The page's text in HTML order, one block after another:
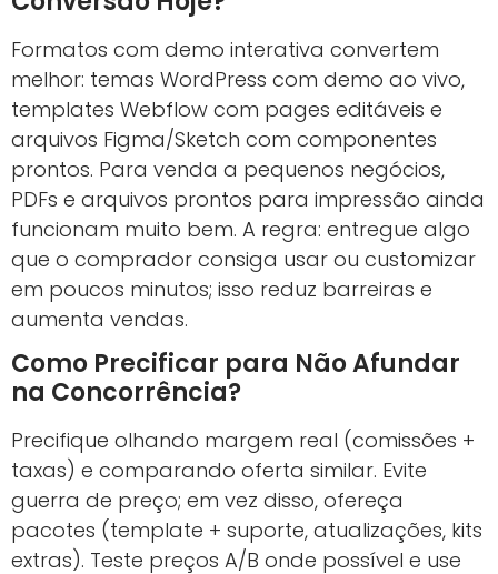
Formatos com demo interativa convertem
melhor: temas WordPress com demo ao vivo,
templates Webflow com pages editáveis e
arquivos Figma/Sketch com componentes
prontos. Para venda a pequenos negócios,
PDFs e arquivos prontos para impressão ainda
funcionam muito bem. A regra: entregue algo
que o comprador consiga usar ou customizar
em poucos minutos; isso reduz barreiras e
aumenta vendas.
Como Precificar para Não Afundar
na Concorrência?
Precifique olhando margem real (comissões +
taxas) e comparando oferta similar. Evite
guerra de preço; em vez disso, ofereça
pacotes (template + suporte, atualizações, kits
extras). Teste preços A/B onde possível e use